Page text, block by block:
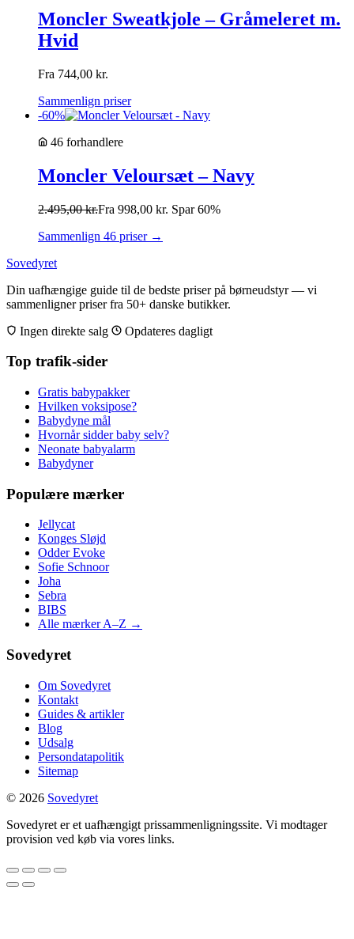
Moncler Sweatkjole – Gråmeleret m.
Hvid
Fra 744,00 kr.
Sammenlign priser
-60%
46 forhandlere
Moncler Veloursæt – Navy
2.495,00kr.Fra 998,00 kr. Spar 60%
Sammenlign 46 priser →
Sovedyret
Din uafhængige guide til de bedste priser på børneudstyr — vi
sammenligner priser fra 50+ danske butikker.
Ingen direkte salg
Opdateres dagligt
Top trafik-sider
Gratis babypakker
Hvilken voksipose?
Babydyne mål
Hvornår sidder baby selv?
Neonate babyalarm
Babydyner
Populære mærker
Jellycat
Konges Sløjd
Odder Evoke
Sofie Schnoor
Joha
Sebra
BIBS
Alle mærker A–Z →
Sovedyret
Om Sovedyret
Kontakt
Guides & artikler
Blog
Udsalg
Persondatapolitik
Sitemap
© 2026 Sovedyret
Sovedyret er et uafhængigt prissammenligningssite. Vi modtager
provision ved køb via vores links.